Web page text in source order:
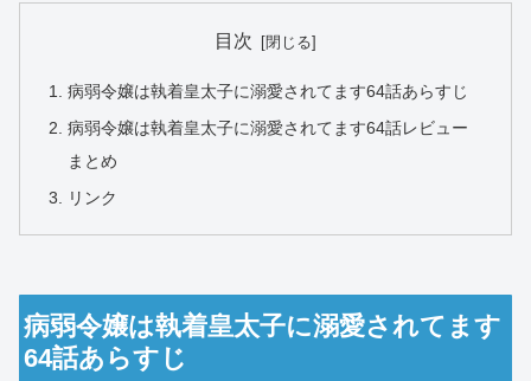
目次
病弱令嬢は執着皇太子に溺愛されてます64話あらすじ
病弱令嬢は執着皇太子に溺愛されてます64話レビュー
まとめ
リンク
病弱令嬢は執着皇太子に溺愛されてます
64話あらすじ